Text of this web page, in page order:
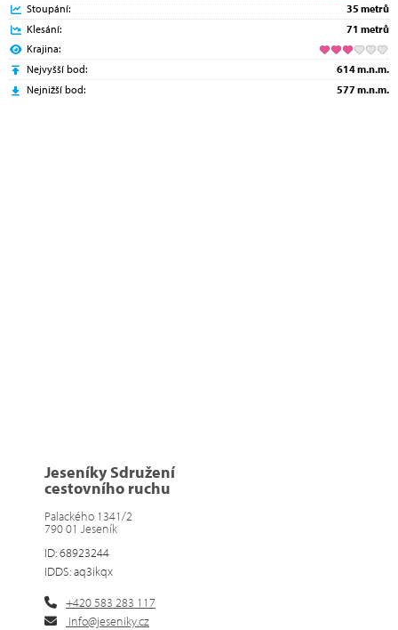
Stoupání:
35 metrů
Klesání:
71 metrů
Krajina:
Nejvyšší bod:
614 m.n.m.
Nejnižší bod:
577 m.n.m.
Jeseníky Sdružení
cestovního ruchu
Palackého 1341/2
790 01 Jeseník
ID: 68923244
IDDS: aq3ikqx
+420 583 283 117
info@jeseniky.cz